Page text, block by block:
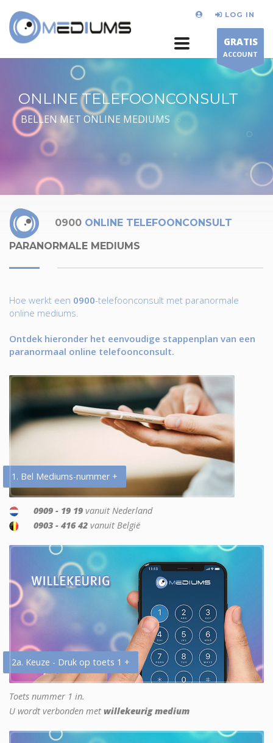
LOG IN
GRATIS
ACCOUNT
ONLINE TELEFOONCONSULT
BELLEN MET ONLINE MEDIUMS
0900 ONLINE TELEFOONCONSULT
PARANORMALE MEDIUMS
Hoe werkt een 0900-telefoonconsult met paranormale
online mediums.
Ontdek hieronder het eenvoudige stappenplan van een
paranormaal online telefoonconsult.
1. Bel Mediums-nummer +
0909 - 19 19 vanuit Nederland
0903 - 416 42 vanuit België
2a. Keuze - Druk op toets 1 +
Toets nummer 1 in.
U wordt verbonden met willekeurig medium